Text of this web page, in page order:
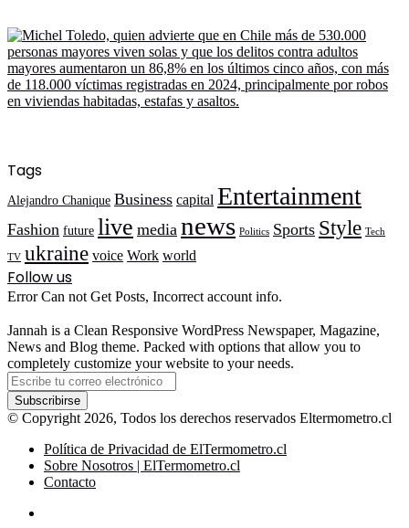
Tags
Alejandro Chanique Business capital Entertainment
Fashion future live media news Politics Sports Style Tech
TV ukraine voice Work world
Follow us
Error Can not Get Posts, Incorrect account info.
Jannah is a Clean Responsive WordPress Newspaper, Magazine,
News and Blog theme. Packed with options that allow you to
completely customize your website to your needs.
Escribe
tu
correo
electrónico
© Copyright 2026, Todos los derechos reservados Eltermometro.cl
Política de Privacidad de ElTermometro.cl
Sobre Nosotros | ElTermometro.cl
Contacto